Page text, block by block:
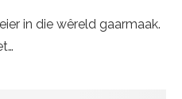
in die wêreld gaarmaak.